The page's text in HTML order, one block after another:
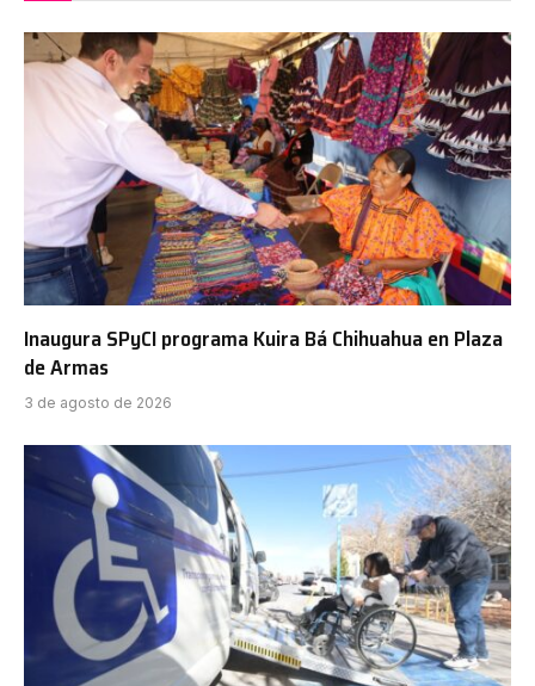
Inaugura SPyCI programa Kuira Bá Chihuahua en Plaza
de Armas
3 de agosto de 2026